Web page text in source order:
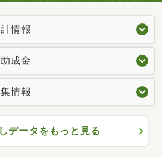
情報
成金
情報
データをもっと見る